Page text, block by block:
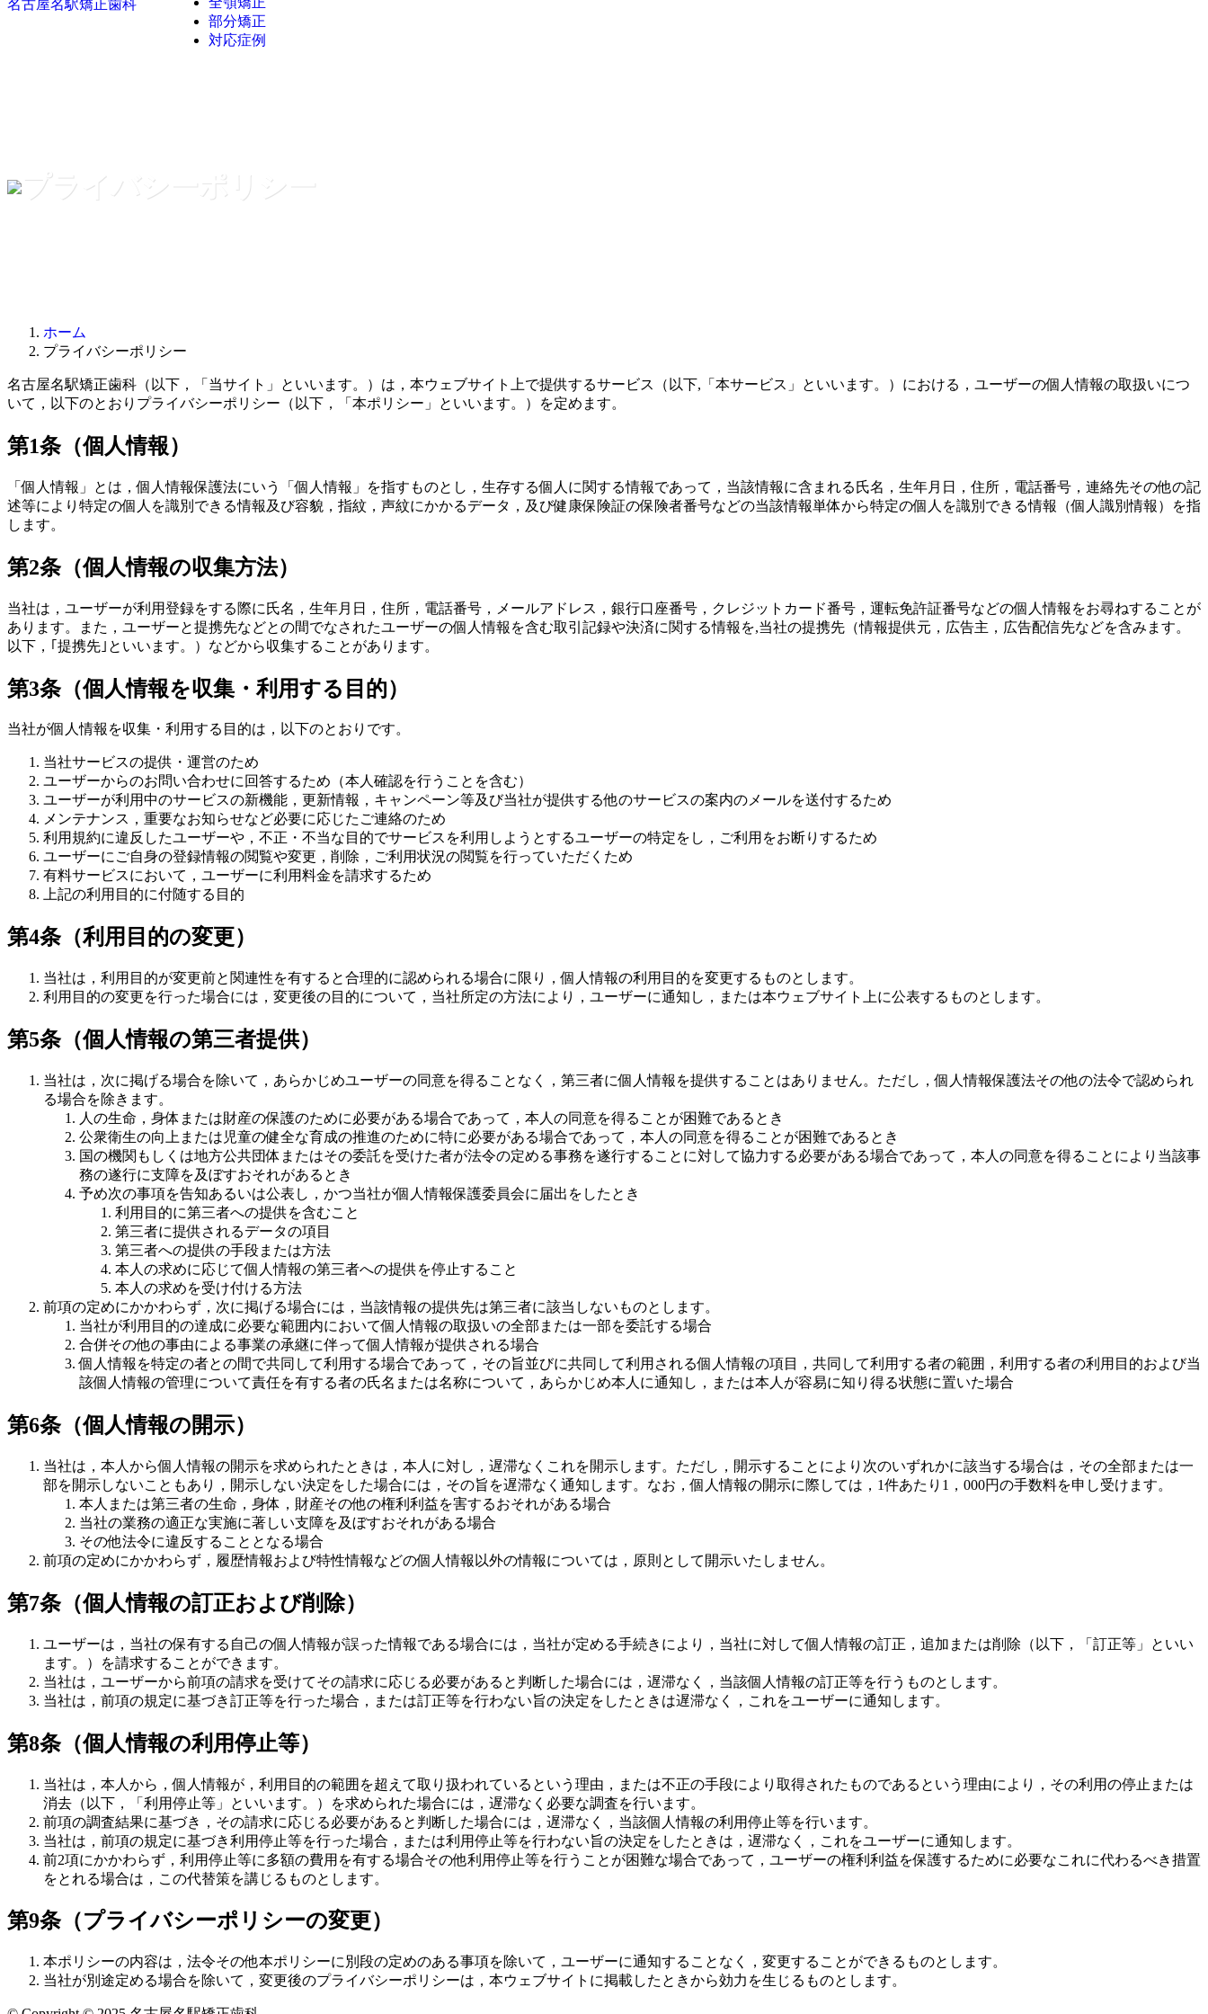
名古屋名駅矯正歯科
部分矯正
対応症例
プライバシーポリシー
ホーム
プライバシーポリシー
名古屋名駅矯正歯科（以下，「当サイト」といいます。）は，本ウェブサイト上で提供するサービス（以下,「本サービス」といいます。）における，ユーザーの個人情報の取扱いにつ
いて，以下のとおりプライバシーポリシー（以下，「本ポリシー」といいます。）を定めます。
第1条（個人情報）
「個人情報」とは，個人情報保護法にいう「個人情報」を指すものとし，生存する個人に関する情報であって，当該情報に含まれる氏名，生年月日，住所，電話番号，連絡先その他の記
述等により特定の個人を識別できる情報及び容貌，指紋，声紋にかかるデータ，及び健康保険証の保険者番号などの当該情報単体から特定の個人を識別できる情報（個人識別情報）を指
します。
第2条（個人情報の収集方法）
当社は，ユーザーが利用登録をする際に氏名，生年月日，住所，電話番号，メールアドレス，銀行口座番号，クレジットカード番号，運転免許証番号などの個人情報をお尋ねすることが
あります。また，ユーザーと提携先などとの間でなされたユーザーの個人情報を含む取引記録や決済に関する情報を,当社の提携先（情報提供元，広告主，広告配信先などを含みます。
以下，｢提携先｣といいます。）などから収集することがあります。
第3条（個人情報を収集・利用する目的）
当社が個人情報を収集・利用する目的は，以下のとおりです。
当社サービスの提供・運営のため
ユーザーからのお問い合わせに回答するため（本人確認を行うことを含む）
ユーザーが利用中のサービスの新機能，更新情報，キャンペーン等及び当社が提供する他のサービスの案内のメールを送付するため
メンテナンス，重要なお知らせなど必要に応じたご連絡のため
利用規約に違反したユーザーや，不正・不当な目的でサービスを利用しようとするユーザーの特定をし，ご利用をお断りするため
ユーザーにご自身の登録情報の閲覧や変更，削除，ご利用状況の閲覧を行っていただくため
有料サービスにおいて，ユーザーに利用料金を請求するため
上記の利用目的に付随する目的
第4条（利用目的の変更）
当社は，利用目的が変更前と関連性を有すると合理的に認められる場合に限り，個人情報の利用目的を変更するものとします。
利用目的の変更を行った場合には，変更後の目的について，当社所定の方法により，ユーザーに通知し，または本ウェブサイト上に公表するものとします。
第5条（個人情報の第三者提供）
当社は，次に掲げる場合を除いて，あらかじめユーザーの同意を得ることなく，第三者に個人情報を提供することはありません。ただし，個人情報保護法その他の法令で認められ
る場合を除きます。
人の生命，身体または財産の保護のために必要がある場合であって，本人の同意を得ることが困難であるとき
公衆衛生の向上または児童の健全な育成の推進のために特に必要がある場合であって，本人の同意を得ることが困難であるとき
国の機関もしくは地方公共団体またはその委託を受けた者が法令の定める事務を遂行することに対して協力する必要がある場合であって，本人の同意を得ることにより当該事
務の遂行に支障を及ぼすおそれがあるとき
予め次の事項を告知あるいは公表し，かつ当社が個人情報保護委員会に届出をしたとき
利用目的に第三者への提供を含むこと
第三者に提供されるデータの項目
第三者への提供の手段または方法
本人の求めに応じて個人情報の第三者への提供を停止すること
本人の求めを受け付ける方法
前項の定めにかかわらず，次に掲げる場合には，当該情報の提供先は第三者に該当しないものとします。
当社が利用目的の達成に必要な範囲内において個人情報の取扱いの全部または一部を委託する場合
合併その他の事由による事業の承継に伴って個人情報が提供される場合
個人情報を特定の者との間で共同して利用する場合であって，その旨並びに共同して利用される個人情報の項目，共同して利用する者の範囲，利用する者の利用目的および当
該個人情報の管理について責任を有する者の氏名または名称について，あらかじめ本人に通知し，または本人が容易に知り得る状態に置いた場合
第6条（個人情報の開示）
当社は，本人から個人情報の開示を求められたときは，本人に対し，遅滞なくこれを開示します。ただし，開示することにより次のいずれかに該当する場合は，その全部または一
部を開示しないこともあり，開示しない決定をした場合には，その旨を遅滞なく通知します。なお，個人情報の開示に際しては，1件あたり1，000円の手数料を申し受けます。
本人または第三者の生命，身体，財産その他の権利利益を害するおそれがある場合
当社の業務の適正な実施に著しい支障を及ぼすおそれがある場合
その他法令に違反することとなる場合
前項の定めにかかわらず，履歴情報および特性情報などの個人情報以外の情報については，原則として開示いたしません。
第7条（個人情報の訂正および削除）
ユーザーは，当社の保有する自己の個人情報が誤った情報である場合には，当社が定める手続きにより，当社に対して個人情報の訂正，追加または削除（以下，「訂正等」といい
ます。）を請求することができます。
当社は，ユーザーから前項の請求を受けてその請求に応じる必要があると判断した場合には，遅滞なく，当該個人情報の訂正等を行うものとします。
当社は，前項の規定に基づき訂正等を行った場合，または訂正等を行わない旨の決定をしたときは遅滞なく，これをユーザーに通知します。
第8条（個人情報の利用停止等）
当社は，本人から，個人情報が，利用目的の範囲を超えて取り扱われているという理由，または不正の手段により取得されたものであるという理由により，その利用の停止または
消去（以下，「利用停止等」といいます。）を求められた場合には，遅滞なく必要な調査を行います。
前項の調査結果に基づき，その請求に応じる必要があると判断した場合には，遅滞なく，当該個人情報の利用停止等を行います。
当社は，前項の規定に基づき利用停止等を行った場合，または利用停止等を行わない旨の決定をしたときは，遅滞なく，これをユーザーに通知します。
前2項にかかわらず，利用停止等に多額の費用を有する場合その他利用停止等を行うことが困難な場合であって，ユーザーの権利利益を保護するために必要なこれに代わるべき措置
をとれる場合は，この代替策を講じるものとします。
第9条（プライバシーポリシーの変更）
本ポリシーの内容は，法令その他本ポリシーに別段の定めのある事項を除いて，ユーザーに通知することなく，変更することができるものとします。
当社が別途定める場合を除いて，変更後のプライバシーポリシーは，本ウェブサイトに掲載したときから効力を生じるものとします。